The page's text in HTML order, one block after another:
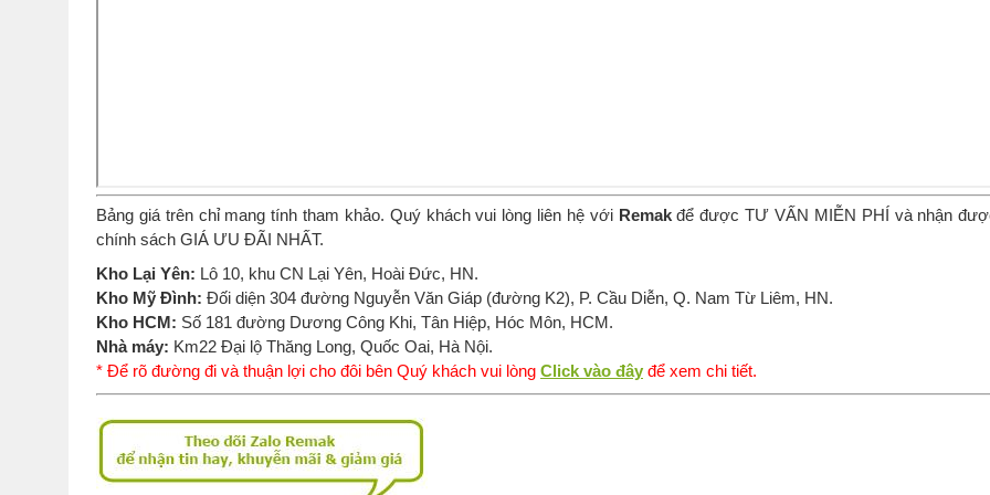
Bảng giá trên chỉ mang tính tham khảo. Quý khách vui lòng liên hệ với Remakđể được TƯ VẤN MIỄN PHÍ và nhận
chính sách GIÁ ƯU ĐÃI NHẤT.
Kho Lại Yên: Lô 10, khu CN Lại Yên, Hoài Đức, HN.
Kho Mỹ Đình: Đối diện 304 đường Nguyễn Văn Giáp (đường K2), P. Cầu Diễn, Q. Nam Từ Liêm, HN.
Kho HCM: Số 181 đường Dương Công Khi, Tân Hiệp, Hóc Môn, HCM.
Nhà máy: Km22 Đại lộ Thăng Long, Quốc Oai, Hà Nội.
* Để rõ đường đi và thuận lợi cho đôi bên Quý khách vui lòng Click vào đây để xem chi tiết.